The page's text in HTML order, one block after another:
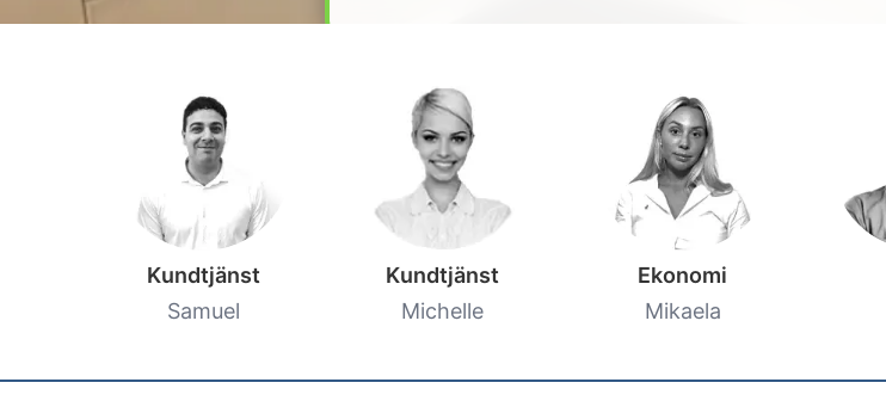
Kundtjänst
Samuel
Kundtjänst
Michelle
Ekonomi
Mikaela